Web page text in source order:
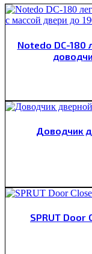
Notedo DC-180
Доводчик
SPRUT Door